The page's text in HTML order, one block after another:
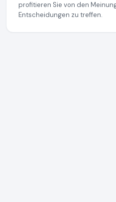
profitieren Sie von den
Entscheidungen zu treffen.